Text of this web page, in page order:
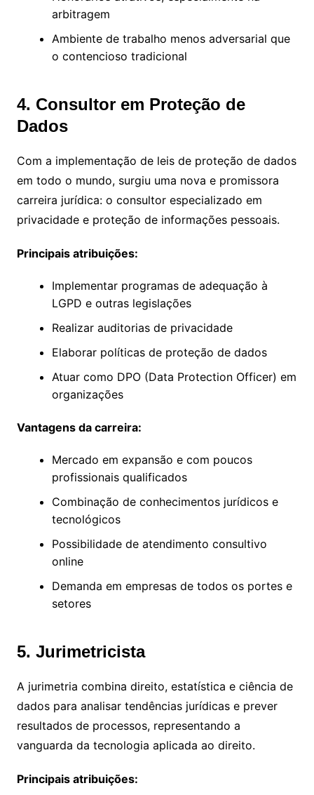
arbitragem
Ambiente de trabalho menos adversarial que
o contencioso tradicional
4. Consultor em Proteção de
Dados
Com a implementação de leis de proteção de dados
em todo o mundo, surgiu uma nova e promissora
carreira jurídica: o consultor especializado em
privacidade e proteção de informações pessoais.
Principais atribuições:
Implementar programas de adequação à
LGPD e outras legislações
Realizar auditorias de privacidade
Elaborar políticas de proteção de dados
Atuar como DPO (Data Protection Officer) em
organizações
Vantagens da carreira:
Mercado em expansão e com poucos
profissionais qualificados
Combinação de conhecimentos jurídicos e
tecnológicos
Possibilidade de atendimento consultivo
online
Demanda em empresas de todos os portes e
setores
5. Jurimetricista
A jurimetria combina direito, estatística e ciência de
dados para analisar tendências jurídicas e prever
resultados de processos, representando a
vanguarda da tecnologia aplicada ao direito.
Principais atribuições: